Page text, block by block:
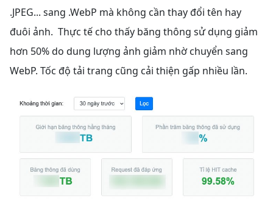
.JPEG... sang .WebP mà không cần thay đổi tên hay
đuôi ảnh. Thực tế cho thấy băng thông sử dụng giảm
hơn 50% do dung lượng ảnh giảm nhờ chuyển sang
WebP. Tốc độ tải trang cũng cải thiện gấp nhiều lần.